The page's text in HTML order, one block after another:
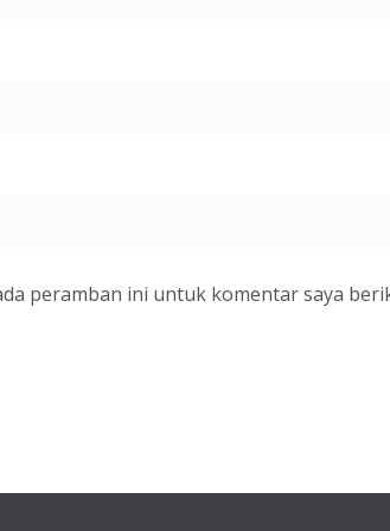
peramban ini untuk komentar saya